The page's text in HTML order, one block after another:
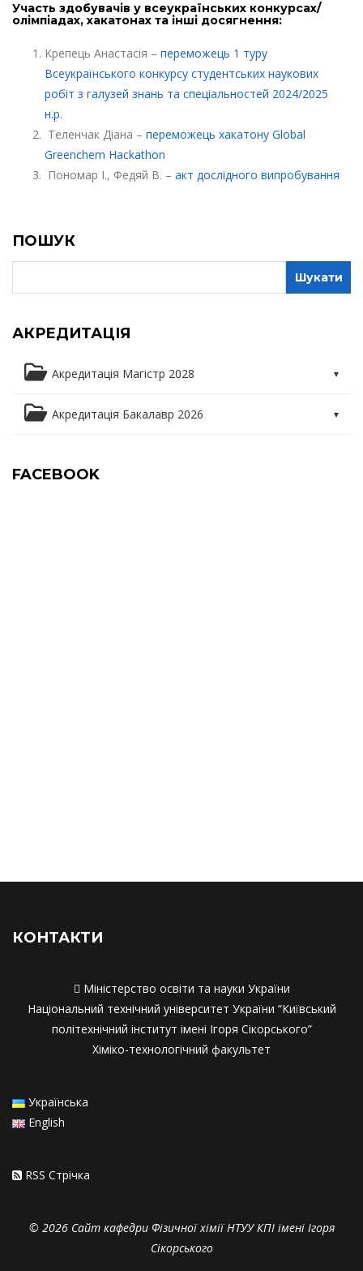
Участь здобувачів у всеукраїнських конкурсах/
олімпіадах, хакатонах та інші досягнення:
Kрепець Aнастасія – переможець 1 туру
Всеукраїнського конкурсу студентських наукових
робіт з галузей знань та спеціальностей 2024/2025
н.р.
Теленчак Діана – переможець хакатону Global
Greenchem Hackathon
Пономар І., Федяй В. – акт дослідного випробування
ПОШУК
АКРЕДИТАЦІЯ
Акредитація Магістр 2028
Освітня програма
Акредитація Бакалавр 2026
FACEBOOK
КОНТАКТИ
 Міністерство освіти та науки України
Національний технічний університет України “Київський
політехнічний інститут імені Ігоря Сікорського”
Хіміко-технологічний факультет
Українська
English
RSS Стрiчка
© 2026 Сайт кафедри Фізичної хімії НТУУ КПІ імені Ігоря
Сікорського